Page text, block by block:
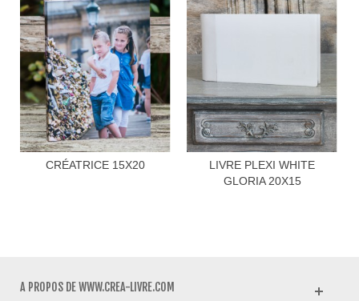
CRÉATRICE 15X20
LIVRE PLEXI WHITE
GLORIA 20X15
A PROPOS DE WWW.CREA-LIVRE.COM